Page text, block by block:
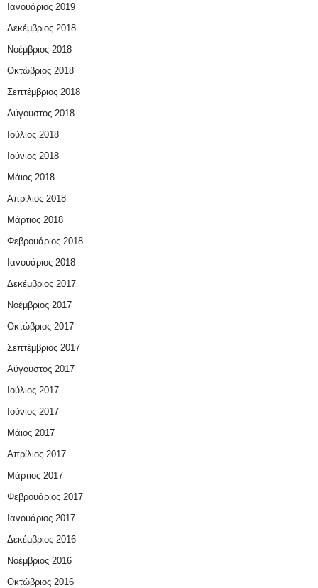
Ιανουάριος 2019
Δεκέμβριος 2018
Νοέμβριος 2018
Οκτώβριος 2018
Σεπτέμβριος 2018
Αύγουστος 2018
Ιούλιος 2018
Ιούνιος 2018
Μάιος 2018
Απρίλιος 2018
Μάρτιος 2018
Φεβρουάριος 2018
Ιανουάριος 2018
Δεκέμβριος 2017
Νοέμβριος 2017
Οκτώβριος 2017
Σεπτέμβριος 2017
Αύγουστος 2017
Ιούλιος 2017
Ιούνιος 2017
Μάιος 2017
Απρίλιος 2017
Μάρτιος 2017
Φεβρουάριος 2017
Ιανουάριος 2017
Δεκέμβριος 2016
Νοέμβριος 2016
Οκτώβριος 2016